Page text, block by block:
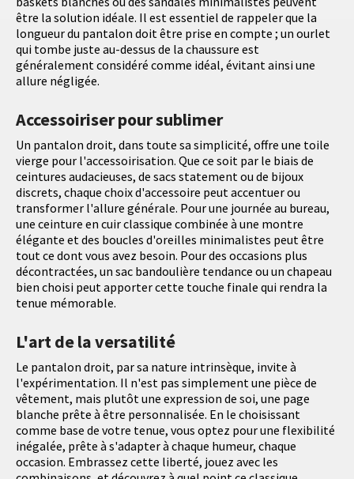
être la solution idéale. Il est essentiel de rappeler que la
longueur du pantalon doit être prise en compte ; un ourlet
qui tombe juste au-dessus de la chaussure est
généralement considéré comme idéal, évitant ainsi une
allure négligée.
Accessoiriser pour sublimer
Un pantalon droit, dans toute sa simplicité, offre une toile
vierge pour l'accessoirisation. Que ce soit par le biais de
ceintures audacieuses, de sacs statement ou de bijoux
discrets, chaque choix d'accessoire peut accentuer ou
transformer l'allure générale. Pour une journée au bureau,
une ceinture en cuir classique combinée à une montre
élégante et des boucles d'oreilles minimalistes peut être
tout ce dont vous avez besoin. Pour des occasions plus
décontractées, un sac bandoulière tendance ou un chapeau
bien choisi peut apporter cette touche finale qui rendra la
tenue mémorable.
L'art de la versatilité
Le pantalon droit, par sa nature intrinsèque, invite à
l'expérimentation. Il n'est pas simplement une pièce de
vêtement, mais plutôt une expression de soi, une page
blanche prête à être personnalisée. En le choisissant
comme base de votre tenue, vous optez pour une flexibilité
inégalée, prête à s'adapter à chaque humeur, chaque
occasion. Embrassez cette liberté, jouez avec les